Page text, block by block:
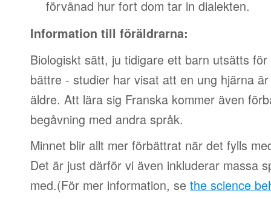
förvånad hur fort dom tar in dialekten.
Information till föräldrarna:
Biologiskt sätt, ju tidigare ett barn utsätts
bättre - studier har visat att en ung hjärna
äldre. Att lära sig Franska kommer även
begåvning med andra språk.
Minnet blir allt mer förbättrat när det fylls
Det är just därför vi även inkluderar massa
med.(För mer information, se the science